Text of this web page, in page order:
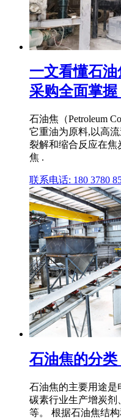
一文看懂石油
采购全面掌握
石油焦（Petroleum
它重油为原料,以高
裂解和缩合反应在
焦 .
联系电话: 180 3780
石油焦的分类
石油焦的主要用途是
碳素行业生产增炭剂
等。 根据石油焦结